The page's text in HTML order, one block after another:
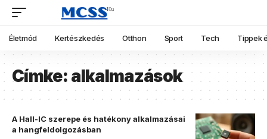
Életmód Kertészkedés Otthon Sport Tech Tippek
Címke: alkalmazások
A Hall-IC szerepe és hatékony alkalmazásai
a hangfeldolgozásban